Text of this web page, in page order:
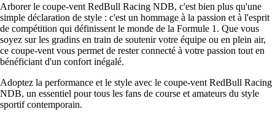
Arborer le coupe-vent RedBull Racing NDB, c'est bien plus qu'une
simple déclaration de style : c'est un hommage à la passion et à l'esprit
de compétition qui définissent le monde de la Formule 1. Que vous
soyez sur les gradins en train de soutenir votre équipe ou en plein air,
ce coupe-vent vous permet de rester connecté à votre passion tout en
bénéficiant d'un confort inégalé.
Adoptez la performance et le style avec le coupe-vent RedBull Racing
NDB, un essentiel pour tous les fans de course et amateurs du style
sportif contemporain.